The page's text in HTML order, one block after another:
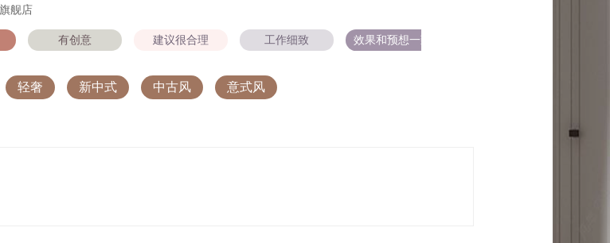
舰店
有创意 建议很合理 工作细致 效果和预想一致
轻奢 新中式 中古风 意式风